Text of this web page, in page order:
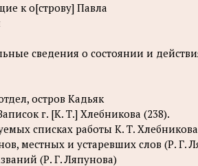
к о[строву] Павла
сведения о состоянии и
остров Кадьяк
г. [К. Т.] Хлебникова (238).
списках работы К. Т.
местных и устаревших слов (Р. Г.
(Р. Г. Ляпунова)